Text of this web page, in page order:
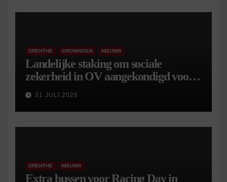
DRENTHE GRONINGEN NIEUWS
Landelijke staking om sociale
zekerheid in OV aangekondigd voor 9
september
31 JULI 2026
DRENTHE NIEUWS
Extra bussen voor Racing Day in